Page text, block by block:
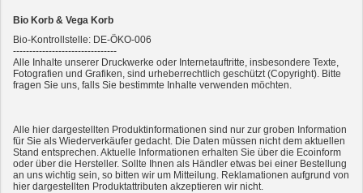
Bio Katzenalleinfutter Rind Adult 100g Cat's Love
Bio Korb & Vega Korb
Bio-Kontrollstelle: DE-ÖKO-006
--------------------------------
Alle Inhalte unserer Druckwerke oder Internetauftritte, insbesondere Texte,
Fotografien und Grafiken, sind urheberrechtlich geschützt (Copyright). Bitte
fragen Sie uns, falls Sie bestimmte Inhalte verwenden möchten.
Alle hier dargestellten Produktinformationen sind nur zur groben Information
für Sie als Wiederverkäufer gedacht. Die Daten müssen nicht dem aktuellen
Stand entsprechen. Aktuelle Informationen erhalten Sie über die Ecoinform
oder über die Hersteller. Sollte Ihnen als Händler etwas bei einer Bestellung
an uns wichtig sein, so bitten wir um Mitteilung. Reklamationen aufgrund von
hier dargestellten Produktattributen akzeptieren wir nicht.